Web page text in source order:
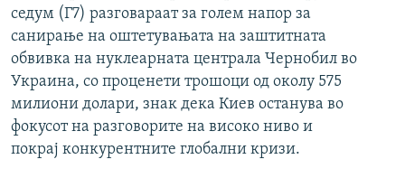
седум (Г7) разговараат за голем напор за
санирање на оштетувањата на заштитната
обвивка на нуклеарната централа Чернобил во
Украина, со проценети трошоци од околу 575
милиони долари, знак дека Киев останува во
фокусот на разговорите на високо ниво и
покрај конкурентните глобални кризи.